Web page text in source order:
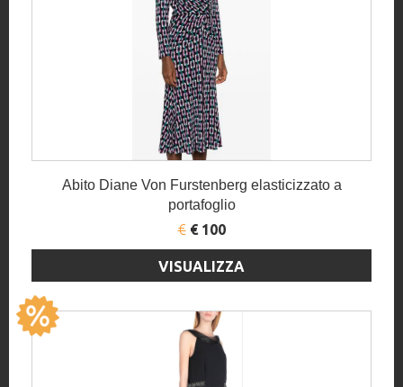
Abito Diane Von Furstenberg elasticizzato a
portafoglio
€ € 100
VISUALIZZA